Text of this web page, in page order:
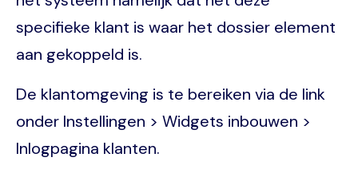
specifieke klant is waar het dossier element
aan gekoppeld is.
De klantomgeving is te bereiken via de link
onder Instellingen > Widgets inbouwen >
Inlogpagina klanten.